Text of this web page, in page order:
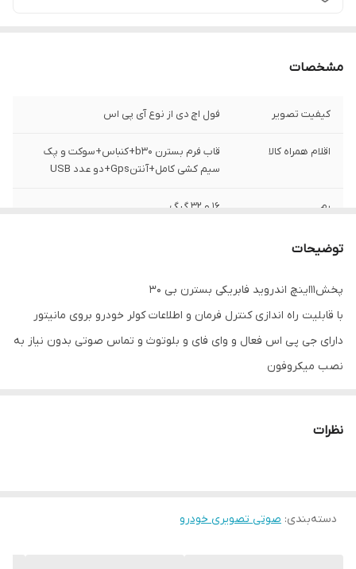
مشخصات
کیفیت تصویر فول اچ دی از نوع آی پی اس
اقلام همراه کالا
قاب فرم بسترن b30+کنباس+سوکت و پک
سیم کشی کامل+آنتنGps+دو عدد USB
رم 16 و 32 گیگ
رام
توضیحات
پخش11اینچ اندروید فابریکی بسترن بی ۳۰
با قابلیت راه اندازی کنترل فرمان و اطلاعات کولر خودرو بروی مانیتور
دارای جی پی اس فعال و وای فای و بلوتوث و تماس صوتی بدون نیاز به
نصب میکروفون
دارای 2 پورت usb قوی جهت شارژ کردن موبایل و پخش موسیقی
خودرو شما
نظرات
دسته‌بندی: صوتی تصویری خودرو